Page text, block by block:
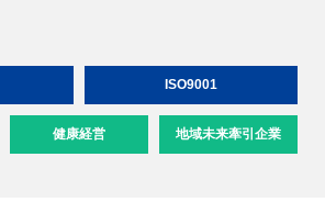
ISO9001
健康経営 地域未来牽引企業